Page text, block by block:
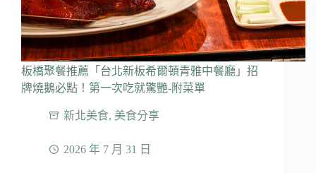
板橋聚餐推薦「台北新板希爾頓青雅中餐廳」招
牌燒鵝必點！第一次吃就驚艷-附菜單
新北美食, 美食分享
2026 年 7 月 31 日